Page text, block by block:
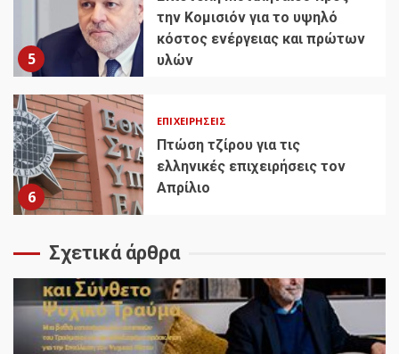
5
την Κομισιόν για το υψηλό
κόστος ενέργειας και πρώτων
υλών
6
ΕΠΙΧΕΙΡΉΣΕΙΣ
Πτώση τζίρου για τις
ελληνικές επιχειρήσεις τον
Απρίλιο
Σχετικά άρθρα